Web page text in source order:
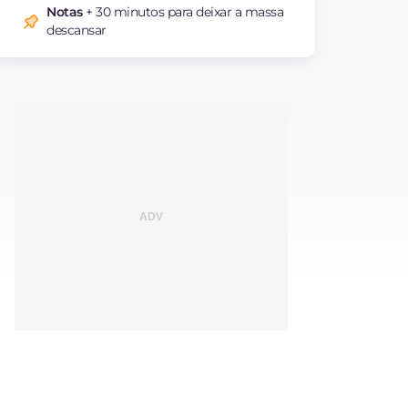
Notas+ 30 minutos para deixar a massa
descansar